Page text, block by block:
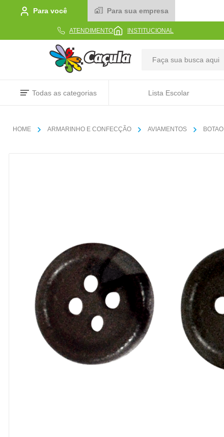
Para você Para sua empresa
ATENDIMENTO INSTITUCIONAL
Todas as categorias Lista Escolar
ARMARINHO E CONFECÇÃO AVIAMENTOS BOTAO
TERMOS MAIS BUSCADOS
linha
9 º barbante
º fita